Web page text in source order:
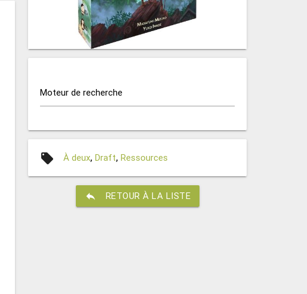
Moteur de recherche
local_offer À deux,Draft,Ressources
reply RETOUR À LA LISTE